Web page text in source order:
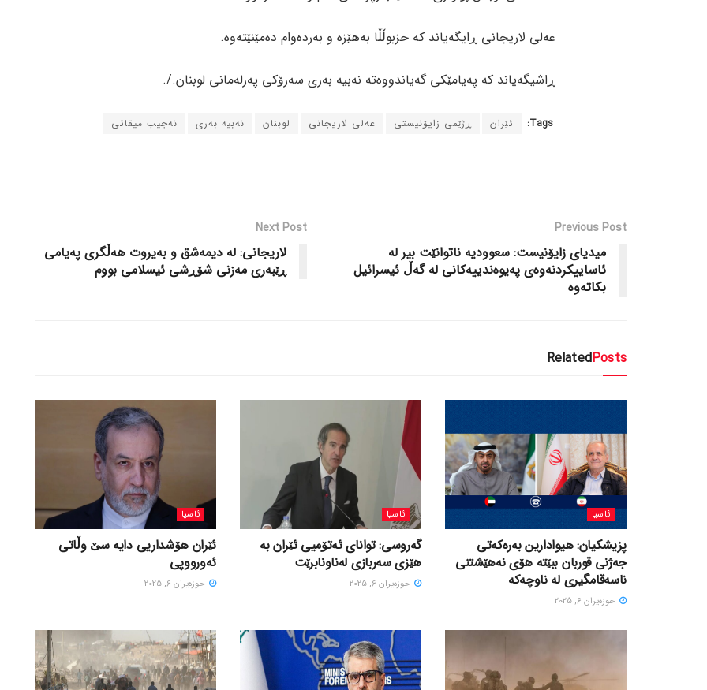
عەلی لاریجانی ڕایگەیاند کە حزبوڵڵا بەهێزە و بەردەوام دەمێنێتەوە.
ڕاشیگەیاند کە پەیامێکی گەیاندووەتە نەبیە بەری سەرۆکی پەرلەمانی لوبنان./.
Tags: ئێران ڕژێمی زایۆنیستی عەلی لاریجانی لوبنان نەبیە بەری نەجیب میقاتی
Previous Post
میدیای زایۆنیست: سعوودیە ناتوانێت بیر لە
ئاساییکردنەوەی پەیوەندییەکانی لە گەڵ ئیسرائیل
بکاتەوە
Next Post
لاریجانی: لە دیمەشق و بەیروت هەڵگری پەیامی
ڕێبەری مەزنی شۆڕشی ئیسلامی بووم
RelatedPosts
ئاسیا
پزیشکیان: هیوادارین بەرەکەتی
جەژنی قوربان ببێتە هۆی نەهێشتنی
ناسەقامگیری لە ناوچەکە
حوزه‌یران 6, 2025
ئاسیا
گەروسی: توانای ئەتۆمیی ئێران بە
هێزی سەربازی لەناونابرێت
حوزه‌یران 6, 2025
ئاسیا
ئێران هۆشداریی دایە سێ وڵاتی
ئەورووپی
حوزه‌یران 6, 2025